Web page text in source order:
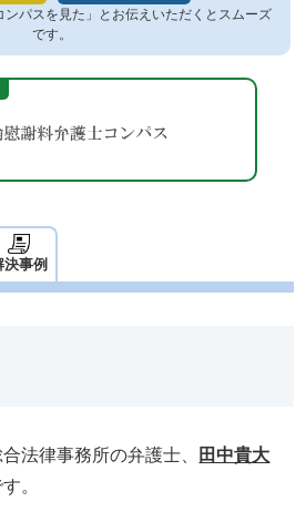
パスを見た」とお伝えいただくとスムーズ
です。
決事例
法律事務所の弁護士、
田中貴大
。